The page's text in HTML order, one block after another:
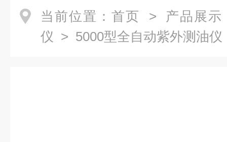
当前位置： 首页 > 产品展示
仪 > 5000型全自动紫外测油仪